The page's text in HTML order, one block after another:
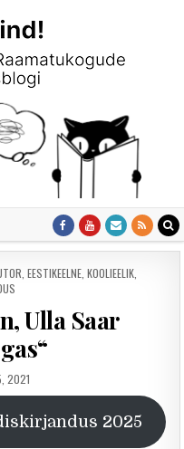
EESTIKEELNE, KOOLIEELIK,
Ulla Saar
2021
2025